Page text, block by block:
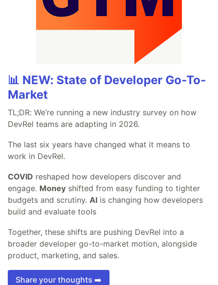
📊 NEW: State of Developer Go-To-
Market
TL;DR: We’re running a new industry survey on how
DevRel teams are adapting in 2026.
The last six years have changed what it means to
work in DevRel.
COVID reshaped how developers discover and
engage. Money shifted from easy funding to tighter
budgets and scrutiny. AI is changing how developers
build and evaluate tools
Together, these shifts are pushing DevRel into a
broader developer go-to-market motion, alongside
product, marketing, and sales.
Share your thoughts ➡️